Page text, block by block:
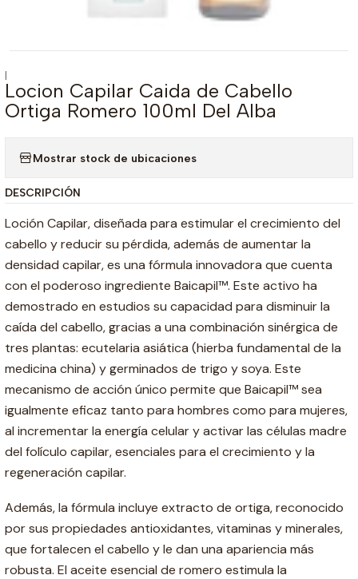
|
Locion Capilar Caida de Cabello
Ortiga Romero 100ml Del Alba
Mostrar stock de ubicaciones
DESCRIPCIÓN
Loción Capilar, diseñada para estimular el crecimiento del
cabello y reducir su pérdida, además de aumentar la
densidad capilar, es una fórmula innovadora que cuenta
con el poderoso ingrediente Baicapil™. Este activo ha
demostrado en estudios su capacidad para disminuir la
caída del cabello, gracias a una combinación sinérgica de
tres plantas: ecutelaria asiática (hierba fundamental de la
medicina china) y germinados de trigo y soya. Este
mecanismo de acción único permite que Baicapil™ sea
igualmente eficaz tanto para hombres como para mujeres,
al incrementar la energía celular y activar las células madre
del folículo capilar, esenciales para el crecimiento y la
regeneración capilar.
Además, la fórmula incluye extracto de ortiga, reconocido
por sus propiedades antioxidantes, vitaminas y minerales,
que fortalecen el cabello y le dan una apariencia más
robusta. El aceite esencial de romero estimula la